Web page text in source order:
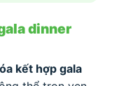
dinner
kết hợp gala